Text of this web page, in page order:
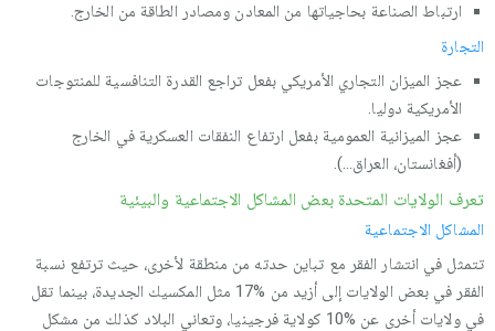
ارتباط الصناعة بحاجياتها من المعادن ومصادر الطاقة من الخارج.
التجارة
عجز الميزان التجاري الأمريكي بفعل تراجع القدرة التنافسية للمنتوجات
الأمريكية دوليا.
عجز الميزانية العمومية بفعل ارتفاع النفقات العسكرية في الخارج
(أفغانستان، العراق...).
تعرف الولايات المتحدة بعض المشاكل الاجتماعية والبيئية
المشاكل الاجتماعية
تتمثل في انتشار الفقر مع تباين حدته من منطقة لأخرى، حيث ترتفع نسبة
الفقر في بعض الولايات إلى أزيد من %17 مثل المكسيك الجديدة، بينما تقل
في ولايات أخرى عن %10 كولاية فرجينيا، وتعاني البلاد كذلك من مشكل